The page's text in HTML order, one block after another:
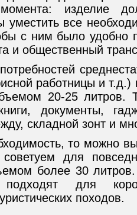
изделие
уместить все
с ним было удобно
и общественный
работницы и т.д.)
20-25 литров.
документы,
складной зонт и
то можно
для
более 30
для
походов.